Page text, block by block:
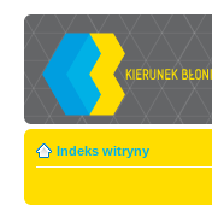
Indeks witryny